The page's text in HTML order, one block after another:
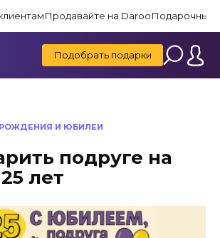
Продавайте на DarooПодарочные
Подобрать подарки
И ЮБИЛЕИ
подруге на
лет